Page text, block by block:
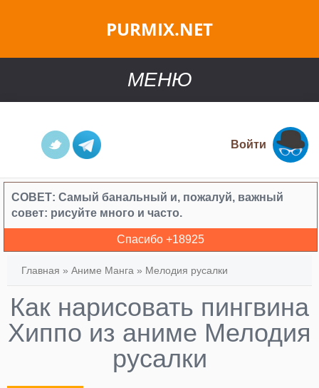
PURMIX.NET
МЕНЮ
Войти
СОВЕТ: Самый банальный и, пожалуй, важный
совет: рисуйте много и часто.
Спасибо +18925
Главная » Аниме Манга » Мелодия русалки
Как нарисовать пингвина
Хиппо из аниме Мелодия
русалки